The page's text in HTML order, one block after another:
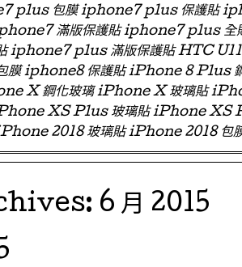
包膜 iphone7 plus 保護貼
滿版保護貼 iphone7 plus 全
plus 滿版保護貼 HTC U11
膜 iphone8 保護貼 iPhone 8 Plus
X 鋼化玻璃 iPhone X 玻璃貼
XS Plus 玻璃貼 iPhone XS
2018 玻璃貼 iPhone 2018 包
6 月 2015